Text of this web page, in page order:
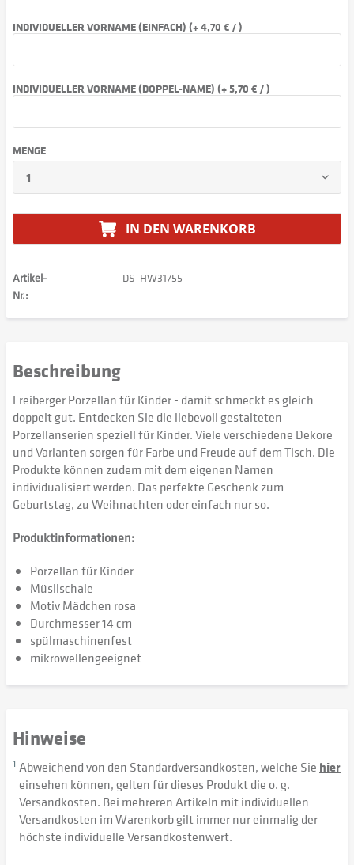
INDIVIDUELLER VORNAME (EINFACH) (+ 4,70 € / )
INDIVIDUELLER VORNAME (DOPPEL-NAME) (+ 5,70 € / )
MENGE
IN DEN WARENKORB
Artikel-
Nr.:
DS_HW31755
Beschreibung
Freiberger Porzellan für Kinder - damit schmeckt es gleich
doppelt gut. Entdecken Sie die liebevoll gestalteten
Porzellanserien speziell für Kinder. Viele verschiedene Dekore
und Varianten sorgen für Farbe und Freude auf dem Tisch. Die
Produkte können zudem mit dem eigenen Namen
individualisiert werden. Das perfekte Geschenk zum
Geburtstag, zu Weihnachten oder einfach nur so.
Produktinformationen:
Porzellan für Kinder
Müslischale
Motiv Mädchen rosa
Durchmesser 14 cm
spülmaschinenfest
mikrowellengeeignet
Hinweise
1 Abweichend von den Standardversandkosten, welche Sie hier
einsehen können, gelten für dieses Produkt die o. g.
Versandkosten. Bei mehreren Artikeln mit individuellen
Versandkosten im Warenkorb gilt immer nur einmalig der
höchste individuelle Versandkostenwert.